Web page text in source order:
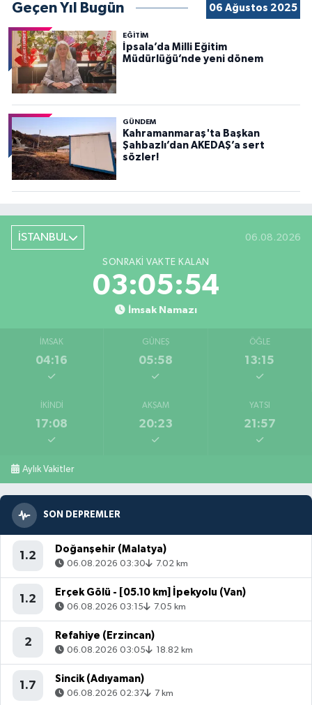
Geçen Yıl Bugün 06 Ağustos 2025
EĞİTİM
İpsala’da Milli Eğitim
Müdürlüğü’nde yeni dönem
GÜNDEM
Kahramanmaraş'ta Başkan
Şahbazlı’dan AKEDAŞ’a sert
sözler!
İSTANBUL 06.08.2026
SONRAKI VAKTE KALAN
03:05:52
İmsak Namazı
İMSAK
04:16
GÜNEŞ
05:58
ÖĞLE
13:15
İKINDI
17:08
AKŞAM
20:23
YATSI
21:57
Aylık Vakitler
SON DEPREMLER
1.2
Doğanşehir (Malatya)
06.08.2026 03:30 7.02 km
1.2
Erçek Gölü - [05.10 km] İpekyolu (Van)
06.08.2026 03:15 7.05 km
2
Refahiye (Erzincan)
06.08.2026 03:05 18.82 km
1.7
Sincik (Adıyaman)
06.08.2026 02:37 7 km